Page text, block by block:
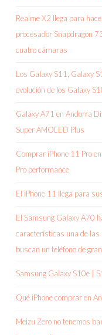
Realme X2 llega para
procesador Snapdragon
cuatro cámaras
Los Galaxy S11, Galaxy
evolución de los Galaxy
Galaxy A71 en Andorra
Super AMOLED Plus
Comprar iPhone 11 Pro
Pro performance
El iPhone 11 llega para
El Samsung Galaxy A70
características una de
buscan un teléfono de
Samsung Galaxy S10e |
Qué iPhone comprar en
Meizu Zero no tenemos